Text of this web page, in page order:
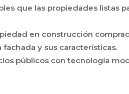
que las propiedades listas
en construcción
y sus características.
públicos con tecnología